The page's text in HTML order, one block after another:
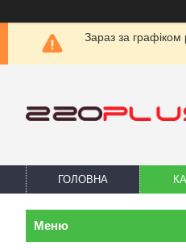
Зараз за
ГОЛОВНА